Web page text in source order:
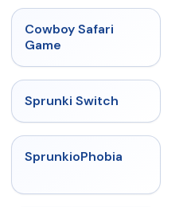
Cowboy Safari
Game
★
Sprunki Switch
★
SprunkioPhobia